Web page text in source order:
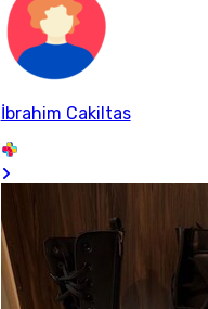
İbrahim Cakiltas